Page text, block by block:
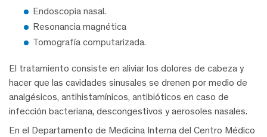
Endoscopia nasal.
Resonancia magnética
Tomografía computarizada.
El tratamiento consiste en aliviar los dolores de cabeza y
hacer que las cavidades sinusales se drenen por medio de
analgésicos, antihistamínicos, antibióticos en caso de
infección bacteriana, descongestivos y aerosoles nasales.
En el Departamento de Medicina Interna del Centro Médico